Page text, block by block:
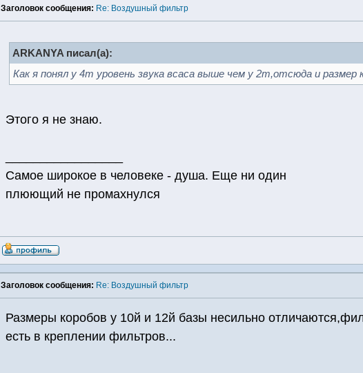
Заголовок сообщения: Re: Воздушный фильтр
ARKANYA писал(а):
Как я понял у 4т уровень звука всаса выше чем у 2т,отсюда и размер
Этого я не знаю.
Самое широкое в человеке - душа. Еще ни один
плюющий не промахнулся
Заголовок сообщения: Re: Воздушный фильтр
Размеры коробов у 10й и 12й базы несильно
есть в креплении фильтров...